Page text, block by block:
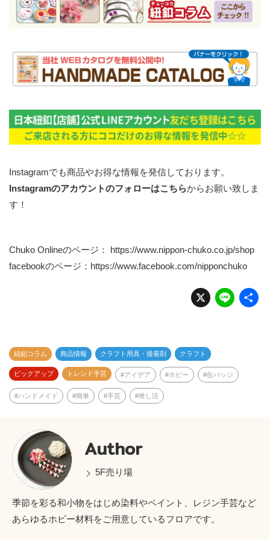
Instagramでも商品やお得な情報を発信しております。
Instagramのアカウントのフォローはこちらからお願い致しま
す！
Chuko Onlineのページ： https://www.nippon-chuko.co.jp/shop
facebookのページ： https://www.facebook.com/nipponchuko
X Li
n
紐釦コラム 商品情報 クラフト用具・接着剤 クラフト
ピックアップ トレンド手芸 アイデア ホビー 缶バッジ
ハンドメイド 簡単 手芸 推し活
Author
5F売り場
季節を彩る和小物をはじめ染料やペイント、レジン手芸など
あらゆるホビー材料をご用意しているフロアです。